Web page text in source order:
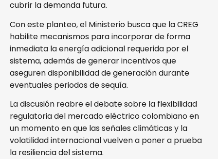
cubrir la demanda futura.
Con este planteo, el Ministerio busca que la CREG
habilite mecanismos para incorporar de forma
inmediata la energía adicional requerida por el
sistema, además de generar incentivos que
aseguren disponibilidad de generación durante
eventuales periodos de sequía.
La discusión reabre el debate sobre la flexibilidad
regulatoria del mercado eléctrico colombiano en
un momento en que las señales climáticas y la
volatilidad internacional vuelven a poner a prueba
la resiliencia del sistema.